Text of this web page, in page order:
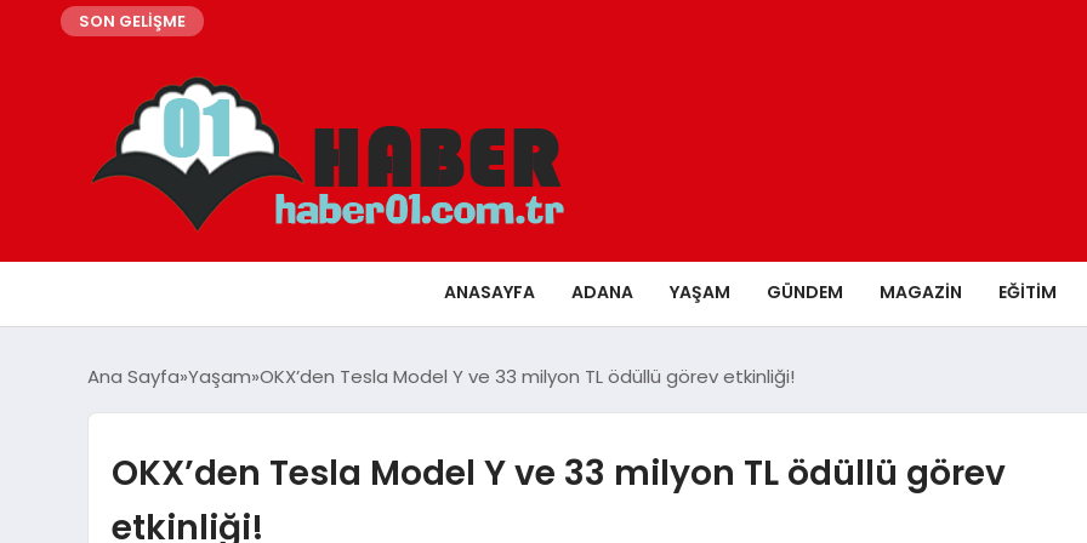
SON GELİŞME
ANASAYFA ADANA YAŞAM GÜNDEM MAGAZIN EĞITIM
Ana Sayfa Yaşam OKX’den Tesla Model Y ve 33 milyon TL ödüllü görev etkinliği!
OKX’den Tesla Model Y ve 33 milyon TL ödüllü görev
etkinliği!